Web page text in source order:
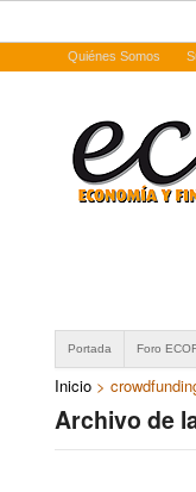
Quiénes Somos
Portada Foro
Inicio >
Archivo de